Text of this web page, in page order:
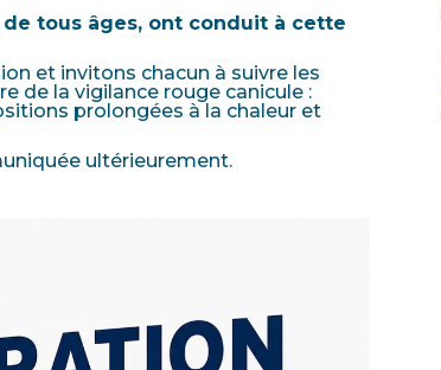
tous âges, ont conduit à cette
et invitons chacun à suivre les
de la vigilance rouge canicule :
prolongées à la chaleur et
ultérieurement.